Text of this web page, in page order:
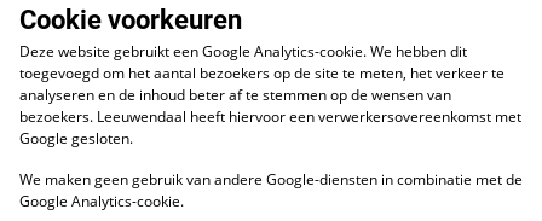
088 - 0086800
Volg ons op LinkedIn
ESG
Diversiteit en inclusie
Cookie voorkeuren
Deze website gebruikt een Google Analytics-cookie. We hebben dit
toegevoegd om het aantal bezoekers op de site te meten, het verkeer te
analyseren en de inhoud beter af te stemmen op de wensen van
bezoekers. Leeuwendaal heeft hiervoor een verwerkersovereenkomst met
Google gesloten.
We maken geen gebruik van andere Google-diensten in combinatie met de
Google Analytics-cookie.